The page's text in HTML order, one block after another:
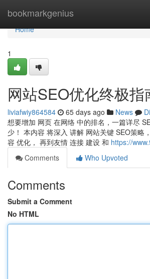
bookmarkgenius
Home
Home
1
网站SEO优化终极指
liviafwiy864584 65 days ago News
想要增加 网页 在网络 中的排名，一篇详尽
少！ 本内容 将深入 讲解 网站关键 SEO策略
容 优化， 再到友情 连接 建设 和 https://
Comments
Who Upvoted
Comments
Submit a Comment
No HTML